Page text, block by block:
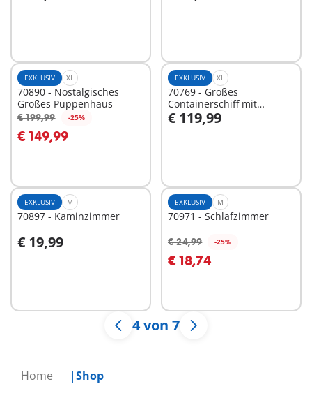
Home Shop
EXKLUSIV XL
70890 - Nostalgisches
Großes Puppenhaus
€ 199,99 -25%
€ 149,99
In den Warenkorb
EXKLUSIV XL
70769 - Großes
Containerschiff mit
Zollboot
€ 119,99
EXKLUSIV M
70897 - Kaminzimmer
€ 19,99
EXKLUSIV M
70971 - Schlafzimmer
€ 24,99 -25%
€ 18,74
In den Warenkorb
4 von 7